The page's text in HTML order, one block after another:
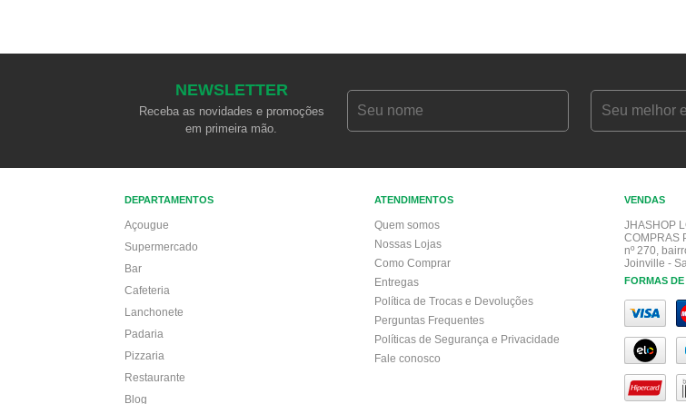
NEWSLETTER
Receba as novidades e promoções
em primeira mão.
DEPARTAMENTOS
Açougue
Supermercado
Bar
Cafeteria
Lanchonete
Padaria
Pizzaria
Restaurante
Blog
ATENDIMENTOS
Quem somos
Nossas Lojas
Como Comprar
Entregas
Política de Trocas e Devoluções
Perguntas Frequentes
Políticas de Segurança e Privacidade
Fale conosco
VENDAS
JHASHOP
COMPRAS
nº 270,
Joinville -
FORMAS